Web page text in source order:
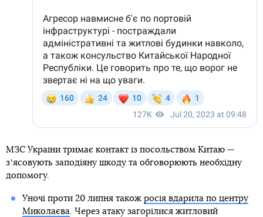
МЗС України тримає контакт із посольством Китаю —
зʼясовують заподіяну шкоду та обговорюють необхідну
допомогу.
Уночі проти 20 липня також росія вдарила по центру
Миколаєва. Через атаку загорілися житловий